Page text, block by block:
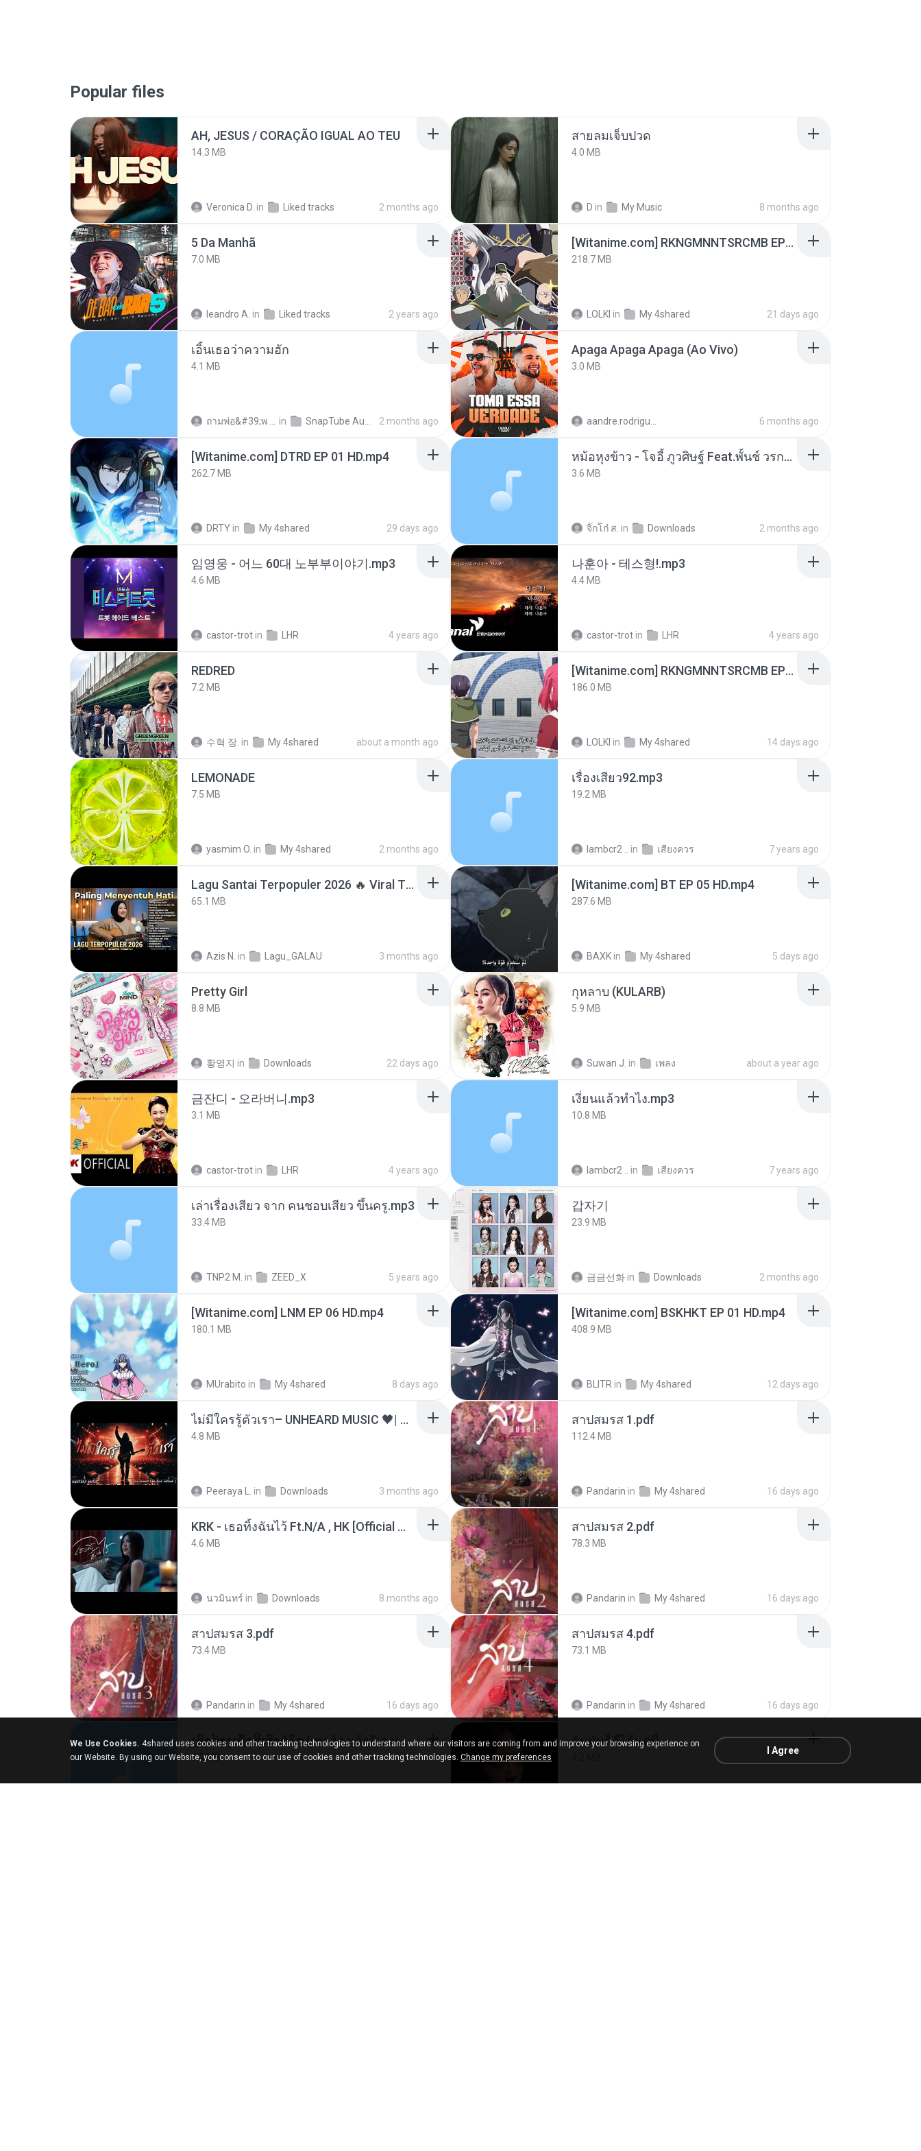
Popular files
AH, JESUS / CORAÇÃO IGUAL AO TEU
14.3 MB
Veronica D. in Liked tracks 2 months ago
สายลมเจ็บปวด
4.0 MB
D in My Music 8 months ago
5 Da Manhã
7.0 MB
leandro A. in Liked tracks 2 years ago
[Witanime.com] RKNGMNNTSRCMB EP 04 HD.mp4
218.7 MB
LOLKI in My 4shared 21 days ago
เอิ้นเธอว่าความฮัก
4.1 MB
in 2 months ago
Apaga Apaga Apaga (Ao Vivo)
3.0 MB
6 months ago
[Witanime.com] DTRD EP 01 HD.mp4
262.7 MB
DRTY in My 4shared 29 days ago
หม้อหุงข้าว - โจอี้ ภูวศิษฐ์ Feat.พั้นช์ วรกาญจน์-315237.mp3
3.6 MB
จิ๊กโก๋ ส. in Downloads 2 months ago
임영웅 - 어느 60대 노부부이야기.mp3
4.6 MB
castor-trot in LHR 4 years ago
나훈아 - 테스형!.mp3
4.4 MB
castor-trot in LHR 4 years ago
REDRED
7.2 MB
수혁 장. in My 4shared about a month ago
[Witanime.com] RKNGMNNTSRCMB EP 05 HD.mp4
186.0 MB
LOLKI in My 4shared 14 days ago
LEMONADE
7.5 MB
yasmim O. in My 4shared 2 months ago
เรื่องเสียว92.mp3
19.2 MB
lambcr2 .. in เสียงควร 7 years ago
Lagu Santai Terpopuler 2026 🔥 Viral TikTok — Lagu Pop Indonesia Terbaru & Paling Hits 2026
65.1 MB
Azis N. in Lagu_GALAU 3 months ago
[Witanime.com] BT EP 05 HD.mp4
287.6 MB
BAXK in My 4shared 5 days ago
Pretty Girl
8.8 MB
황영지 in Downloads 22 days ago
กุหลาบ (KULARB)
5.9 MB
Suwan J. in เพลง about a year ago
금잔디 - 오라버니.mp3
3.1 MB
castor-trot in LHR 4 years ago
เงี่ยนแล้วทำไง.mp3
10.8 MB
lambcr2 .. in เสียงควร 7 years ago
เล่าเรื่องเสียว จาก คนชอบเสียว ขึ้นครู.mp3
33.4 MB
TNP2 M. in ZEED_X 5 years ago
갑자기
23.9 MB
금금선화 in Downloads 2 months ago
[Witanime.com] LNM EP 06 HD.mp4
180.1 MB
MUrabito in My 4shared 8 days ago
[Witanime.com] BSKHKT EP 01 HD.mp4
408.9 MB
BLITR in My 4shared 12 days ago
ไม่มีใครรู้ตัวเรา– UNHEARD MUSIC 🖤| Official Lyric Video | เพลงสู้ชีวิต
4.8 MB
Peeraya L. in Downloads 3 months ago
สาปสมรส 1.pdf
112.4 MB
Pandarin in My 4shared 16 days ago
KRK - เธอทิ้งฉันไว้ Ft.N/A , HK [Official MV]
4.6 MB
นวมินทร์ in Downloads 8 months ago
สาปสมรส 2.pdf
78.3 MB
Pandarin in My 4shared 16 days ago
สาปสมรส 3.pdf
73.4 MB
Pandarin in My 4shared 16 days ago
สาปสมรส 4.pdf
73.1 MB
Pandarin in My 4shared 16 days ago
ເຊົາຮ້ອງເຖົ້າຊິເອົາທໍ່ໃດ (เซาฮ้องเถ้าสิเอาเท่าใด) ບຸນເກີດ ຫນູຫ່ວງ ft. ໂສພາ ຈຸນທະລາ
6.0 MB
ฉันมันก็ดีได้แค่นี้
We Use Cookies. 4shared uses cookies and other tracking technologies to understand where our visitors are coming from and improve your browsing experience on
our Website. By using our Website, you consent to our use of cookies and other tracking technologies. Change my preferences
I Agree